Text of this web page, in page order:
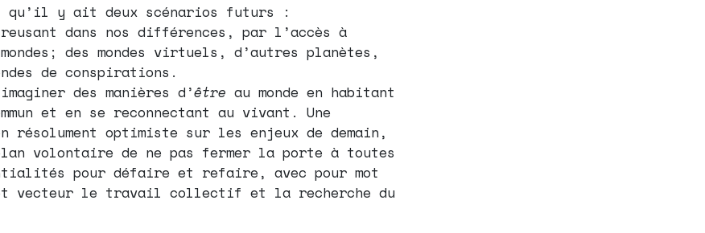
qu’il y ait deux scénarios futurs :
dans nos différences, par l’accès à
des mondes virtuels, d’autres planètes,
de conspirations.
des manières d’être au monde en habitant
et en se reconnectant au vivant. Une
résolument optimiste sur les enjeux de demain,
volontaire de ne pas fermer la porte à toutes
pour défaire et refaire, avec pour mot
vecteur le travail collectif et la recherche du